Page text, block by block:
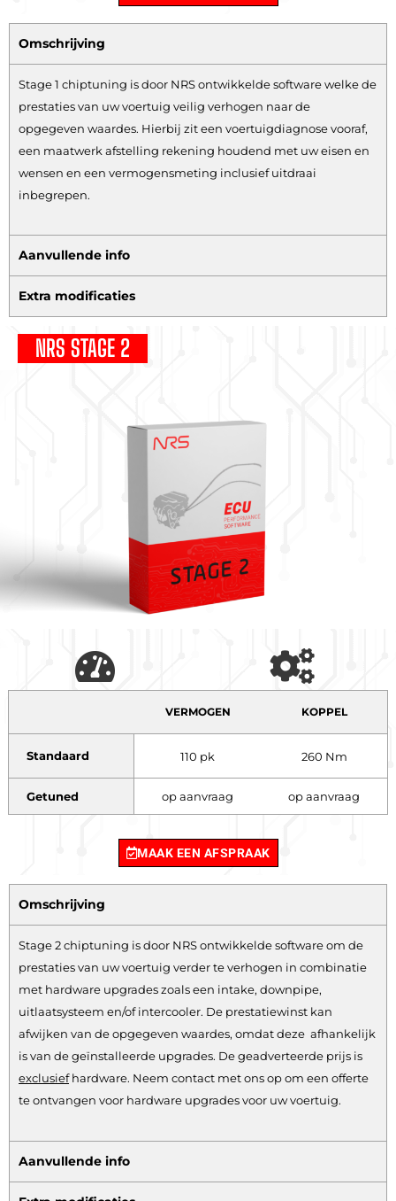
Omschrijving
Stage 1 chiptuning is door NRS ontwikkelde software welke de
prestaties van uw voertuig veilig verhogen naar de
opgegeven waardes. Hierbij zit een voertuigdiagnose vooraf,
een maatwerk afstelling rekening houdend met uw eisen en
wensen en een vermogensmeting inclusief uitdraai
inbegrepen.
Aanvullende info
Extra modificaties
NRS STAGE 2
VERMOGEN KOPPEL
Standaard 110 pk 260 Nm
Getuned op aanvraag op aanvraag
MAAK EEN AFSPRAAK
Omschrijving
Stage 2 chiptuning is door NRS ontwikkelde software om de
prestaties van uw voertuig verder te verhogen in combinatie
met hardware upgrades zoals een intake, downpipe,
uitlaatsysteem en/of intercooler. De prestatiewinst kan
afwijken van de opgegeven waardes, omdat deze afhankelijk
is van de geïnstalleerde upgrades. De geadverteerde prijs is
exclusiefhardware. Neem contact met ons op om een offerte
te ontvangen voor hardware upgrades voor uw voertuig.
Aanvullende info